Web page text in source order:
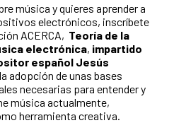
música y quieres aprender a
electrónicos, inscríbete
ACERCA, Teoría de la
electrónica, impartido
español Jesús
adopción de unas bases
necesarias para entender y
música actualmente,
herramienta creativa.